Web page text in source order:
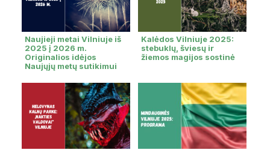
Naujieji metai Vilniuje iš
2025 į 2026 m.
Originalios idėjos
Naujųjų metų sutikimui
Kalėdos Vilniuje 2025:
stebuklų, šviesų ir
žiemos magijos sostinė